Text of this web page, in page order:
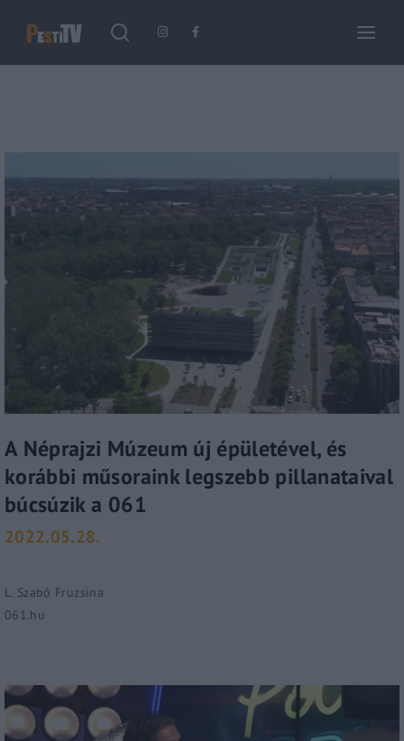
A Néprajzi Múzeum új épületével, és
korábbi műsoraink legszebb pillanataival
búcsúzik a 061
2022.05.28.
L. Szabó Fruzsina
061.hu
Login Register
Password
Lost Your Password?
By signing in, you agree to
our terms and conditions
and ourprivacy policy.